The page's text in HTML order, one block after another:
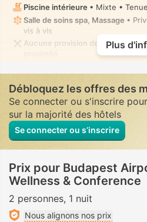
Piscine intérieure • Mixte •
Salle de soins spa, Massage •
vis à vis
Aucune provision de nourriture
Plus
Débloquez les offres des
Se connecter ou s'inscrire
sur la majorité des hôtels
Se connecter ou s’inscrire
Prix pour Budapest
Wellness & Conference
2 personnes 1 nuit
Nous alignons nos prix